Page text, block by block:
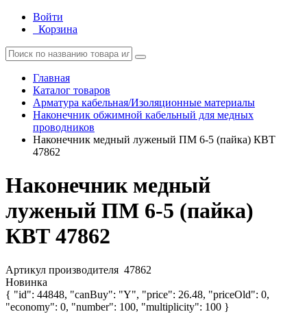
Войти
Корзина
Главная
Каталог товаров
Арматура кабельная/Изоляционные материалы
Наконечник обжимной кабельный для медных
проводников
Наконечник медный луженый ПМ 6-5 (пайка) КВТ
47862
Наконечник медный
луженый ПМ 6-5 (пайка)
КВТ 47862
Артикул производителя 47862
Новинка
{ "id": 44848, "canBuy": "Y", "price": 26.48, "priceOld": 0,
"economy": 0, "number": 100, "multiplicity": 100 }